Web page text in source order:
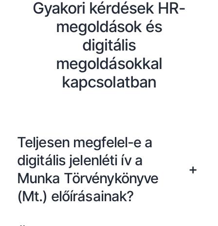
Gyakori kérdések HR-
megoldások és
digitális
megoldásokkal
kapcsolatban
Teljesen megfelel-e a
digitális jelenléti ív a
Munka Törvénykönyve
(Mt.) előírásainak?
+